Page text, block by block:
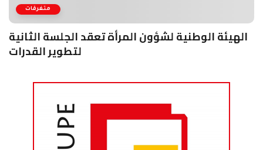
متفرقات
الهيئة الوطنية لشؤون المرأة تعقد الجلسة الثانية
لتطوير القدرات